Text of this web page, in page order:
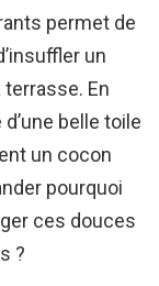
permet de
un
En
belle toile
un cocon
pourquoi
ces douces
?